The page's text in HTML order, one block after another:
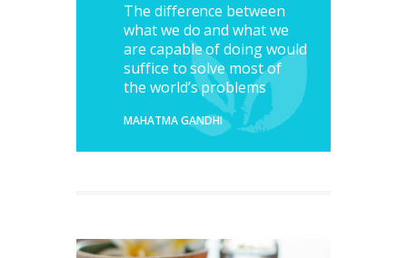
The difference between
what we do and what we
are capable of doing would
suffice to solve most of
the world’s problems
MAHATMA GANDHI